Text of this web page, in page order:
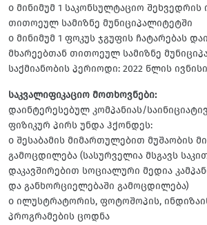
o მინიმუმ 1 საკონსულტაციო შეხვედრის
თითოეულ სამიზნე მუნიციპალიტეტში
o მინიმუმ 1 ფოკუს ჯგუფის ჩატარებას
მხარეებთან თითოეულ სამიზნე
საქმიანობის პერიოდი: 2022 წლის
საკვალიფიკაციო მოთხოვნები:
დაინტერესებულ კომპანიას/
ფიზიკურ პირს უნდა ჰქონდეს:
o შესაბამის მიმართულებით მუშაობის
გამოცდილება (სასურველია მსგავს
დაკავშირებით სოციალური მედია
და განხორციელებაში გამოცდილება)
o ილუსტრატორის, ფოტოშოპის,
პროგრამების ცოდნა